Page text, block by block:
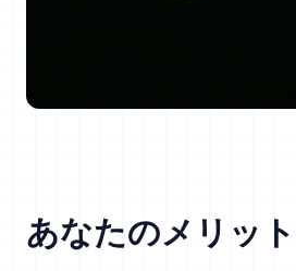
あなたのメリッ